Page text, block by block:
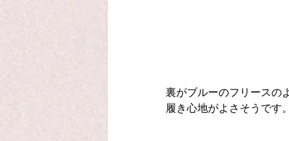
裏がブルーのフリースの
履き心地がよさそうです。